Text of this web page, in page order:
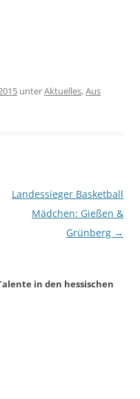
unterAktuelles,Aus
Landessieger Basketball
Mädchen: Gießen &
Grünberg →
in den hessischen